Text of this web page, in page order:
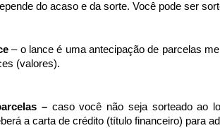
do acaso e da sorte. Você pode ser
– o lance é uma antecipação de parcelas
(valores).
– caso você não seja sorteado ao
a carta de crédito (título financeiro) para